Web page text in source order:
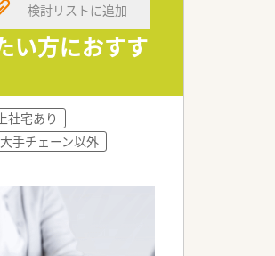
い方におすす
検討リストに追加
社宅あり
大手チェーン以外